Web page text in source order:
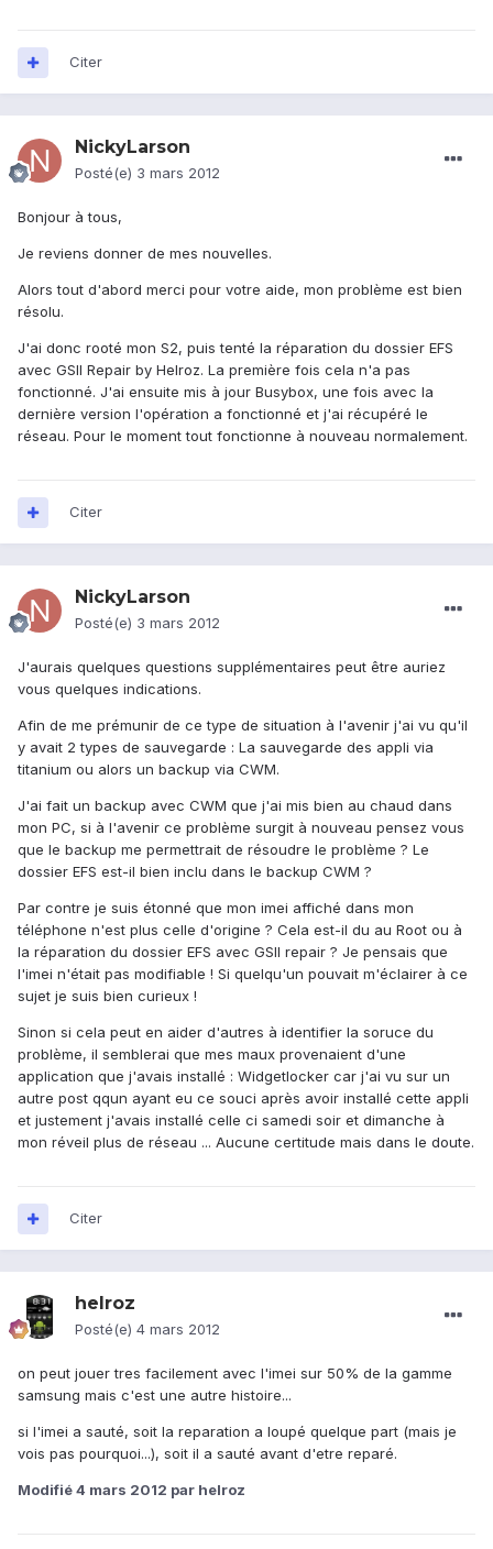
Citer
NickyLarson
Posté(e) 3 mars 2012
Bonjour à tous,
Je reviens donner de mes nouvelles.
Alors tout d'abord merci pour votre aide, mon problème est bien
résolu.
J'ai donc rooté mon S2, puis tenté la réparation du dossier EFS
avec GSII Repair by Helroz. La première fois cela n'a pas
fonctionné. J'ai ensuite mis à jour Busybox, une fois avec la
dernière version l'opération a fonctionné et j'ai récupéré le
réseau. Pour le moment tout fonctionne à nouveau normalement.
Citer
NickyLarson
Posté(e) 3 mars 2012
J'aurais quelques questions supplémentaires peut être auriez
vous quelques indications.
Afin de me prémunir de ce type de situation à l'avenir j'ai vu qu'il
y avait 2 types de sauvegarde : La sauvegarde des appli via
titanium ou alors un backup via CWM.
J'ai fait un backup avec CWM que j'ai mis bien au chaud dans
mon PC, si à l'avenir ce problème surgit à nouveau pensez vous
que le backup me permettrait de résoudre le problème ? Le
dossier EFS est-il bien inclu dans le backup CWM ?
Par contre je suis étonné que mon imei affiché dans mon
téléphone n'est plus celle d'origine ? Cela est-il du au Root ou à
la réparation du dossier EFS avec GSII repair ? Je pensais que
l'imei n'était pas modifiable ! Si quelqu'un pouvait m'éclairer à ce
sujet je suis bien curieux !
Sinon si cela peut en aider d'autres à identifier la soruce du
problème, il semblerai que mes maux provenaient d'une
application que j'avais installé : Widgetlocker car j'ai vu sur un
autre post qqun ayant eu ce souci après avoir installé cette appli
et justement j'avais installé celle ci samedi soir et dimanche à
mon réveil plus de réseau ... Aucune certitude mais dans le doute.
Citer
helroz
Posté(e) 4 mars 2012
on peut jouer tres facilement avec l'imei sur 50% de la gamme
samsung mais c'est une autre histoire...
si l'imei a sauté, soit la reparation a loupé quelque part (mais je
vois pas pourquoi...), soit il a sauté avant d'etre reparé.
Modifié4 mars 2012 par helroz